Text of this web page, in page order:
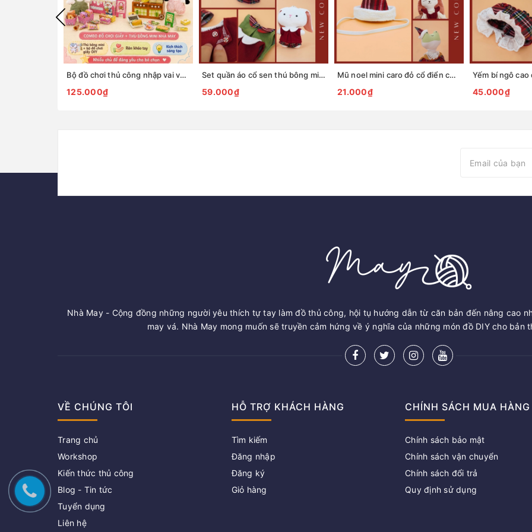
Bộ đồ chơi thủ công nhập vai với thú bông mini Tiệm tạp hoá nhà May
125.000₫
Set quần áo cổ sen thú bông mini phong cách noel
59.000₫
Mũ noel mini caro đỏ cổ điển cho thú bông
21.000₫ 45.000₫
Nhà May - Cộng đồng những người yêu thích tự tay làm đồ thủ công, hội tụ hướng dẫn từ căn bản đến nâng cao
may vá. Nhà May mong muốn sẽ truyền cảm hứng về ý nghĩa của những món đồ DIY cho bản
VỀ CHÚNG TÔI
Trang chủ
Workshop
Kiến thức thủ công
Blog - Tin tức
Tuyển dụng
Liên hệ
HỖ TRỢ KHÁCH HÀNG
Tìm kiếm
Đăng nhập
Đăng ký
Giỏ hàng
CHÍNH SÁCH MUA HÀNG
Chính sách bảo mật
Chính sách vận chuyển
Chính sách đổi trả
Quy định sử dụng